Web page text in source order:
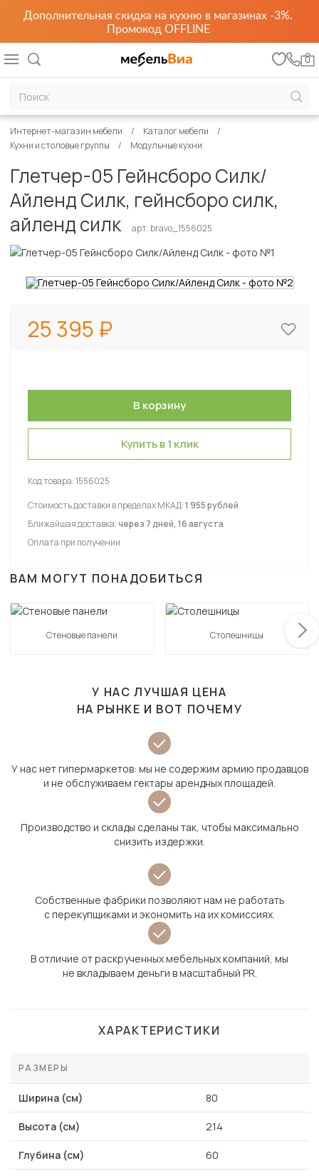
Дополнительная скидка на кухню в магазинах -3%.
Промокод OFFLINE
0
Интернет-магазин мебели
Каталог мебели
Кухни и столовые группы
Модульные кухни
Глетчер-05 Гейнсборо Силк/
Айленд Силк, гейнсборо силк,
айленд силк
арт. bravo_1556025
25 395
Купить в 1 клик
Код товара:1556025
Стоимость доставки в пределах МКАД:1 955 рублей
Ближайшая доставка:через 7 дней, 16 августа
Оплата при получении
ВАМ МОГУТ ПОНАДОБИТЬСЯ
Стеновые панели Столешницы
У НАС ЛУЧШАЯ ЦЕНА
НА РЫНКЕ И ВОТ ПОЧЕМУ
У нас нет гипермаркетов: мы не содержим армию продавцов
и не обслуживаем гектары арендных площадей.
Производство и склады сделаны так, чтобы максимально
снизить издержки.
Собственные фабрики позволяют нам не работать
с перекупщиками и экономить на их комиссиях.
В отличие от раскрученных мебельных компаний, мы
не вкладываем деньги в масштабный PR.
ХАРАКТЕРИСТИКИ
РАЗМЕРЫ
Ширина (см) 80
Высота (см) 214
Глубина (см) 60